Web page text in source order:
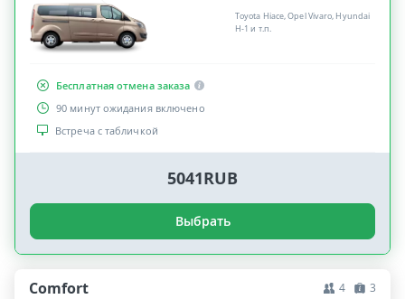
Toyota Hiace, Opel Vivaro, Hyundai
H-1 и т.п.
Бесплатная отмена заказа
90 минут ожидания включено
Встреча с табличкой
5041RUB
Выбрать
Comfort 4 3